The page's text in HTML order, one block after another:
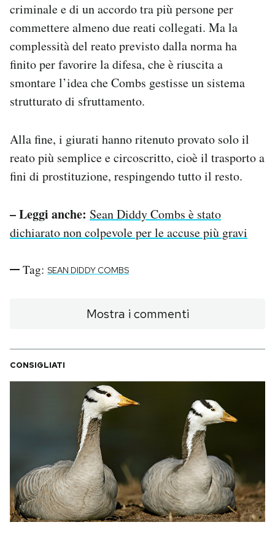
criminale e di un accordo tra più persone per
commettere almeno due reati collegati. Ma la
complessità del reato previsto dalla norma ha
finito per favorire la difesa, che è riuscita a
smontare l’idea che Combs gestisse un sistema
strutturato di sfruttamento.
Alla fine, i giurati hanno ritenuto provato solo il
reato più semplice e circoscritto, cioè il trasporto a
fini di prostituzione, respingendo tutto il resto.
– Leggi anche: Sean Diddy Combs è stato
dichiarato non colpevole per le accuse più gravi
Tag: SEAN DIDDY COMBS
Mostra i commenti
CONSIGLIATI